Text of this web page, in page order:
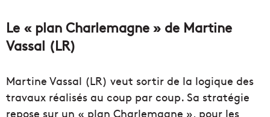
Le « plan Charlemagne » de Martine
Vassal (LR)
Martine Vassal (LR) veut sortir de la logique des
travaux réalisés au coup par coup. Sa stratégie
repose sur un « plan Charlemagne », pour les